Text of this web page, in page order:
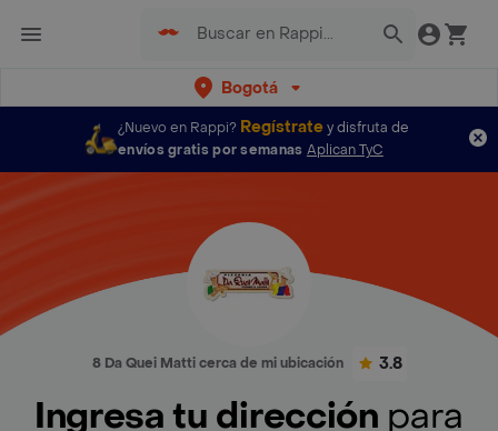
Bogotá
¿Nuevo en Rappi? Regístratey disfruta de
envíos gratis por semanas Aplican TyC
8 Da Quei Matti cerca de mi ubicación 3.8
Ingresa tu dirección para